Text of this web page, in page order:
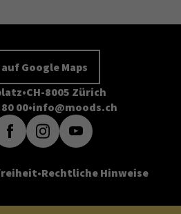
Google Maps
CH-8005 Zürich
00 info@moods.ch
Rechtliche Hinweise